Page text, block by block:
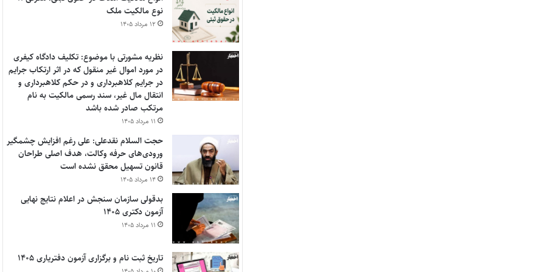
نوع مالکیت ملک
۱۲ مرداد ۱۴۰۵
نظریه مشورتی با موضوع: تکلیف دادگاه کیفری
در مورد اموال غیر منقول که در اثر ارتکاب جرایم
در جرایم کلاهبرداری و در حکم کلاهبرداری و
انتقال مال غیر، سند رسمی مالکیت به نام
مرتکب صادر شده باشد
۱۱ مرداد ۱۴۰۵
حجت السلام نقدعلی: علی رغم افزایش چشمگیر
ورودی‌های حرفه وکالت، هدف اصلی طراحان
قانون تسهیل محقق نشده است
۱۴ مرداد ۱۴۰۵
بدقولی سازمان سنجش در اعلام نتایج نهایی
آزمون دکتری ۱۴۰۵
۱۱ مرداد ۱۴۰۵
تاریخ ثبت نام و برگزاری آزمون دفتریاری ۱۴۰۵